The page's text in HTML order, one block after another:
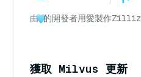
由 的開發者用愛製作Zilliz
獲取 Milvus 更新